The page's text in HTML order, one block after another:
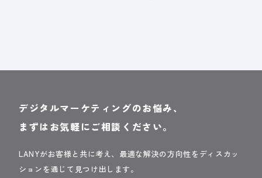
デジタルマーケティングのお悩み、
まずはお気軽にご相談ください。
LANYがお客様と共に考え、最適な解決の方向性をディスカッ
ションを通じて見つけ出します。